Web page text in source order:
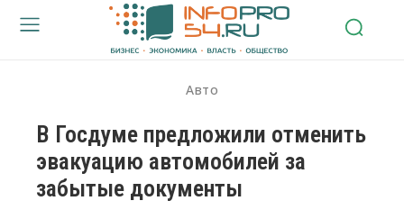
Авто
В Госдуме предложили отменить
эвакуацию автомобилей за
забытые документы